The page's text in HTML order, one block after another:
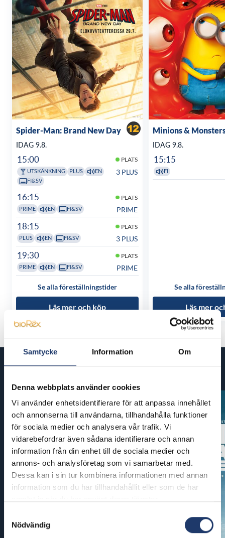
Samtycke Information Om
Denna webbplats använder cookies
Vi använder enhetsidentifierare för att anpassa innehållet
och annonserna till användarna, tillhandahålla funktioner
för sociala medier och analysera vår trafik. Vi
vidarebefordrar även sådana identifierare och annan
information från din enhet till de sociala medier och
annons- och analysföretag som vi samarbetar med.
Dessa kan i sin tur kombinera informationen med annan
information som du har tillhandahållit eller som de har
Nödvändig
Spider-Man: Brand New Day
IDAG 9.8.
15:00 PLATS
UTSKÄNKNING PLUS
EN
FI&SV
3 PLUS
16:15 PLATS
PRIME EN FI&SV PRIME
18:15 PLATS
PLUS EN FI&SV 3 PLUS
19:30 PLATS
PRIME EN FI&SV PRIME
Se alla föreställningstider
Läs mer och köp
Minions &
IDAG 9.8.
15:15
FI
Se alla
Läs mer
Kommande filmer